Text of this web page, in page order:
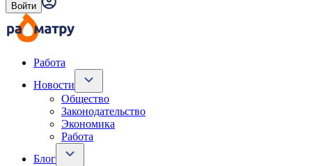
Войти
Работа
Новости
Общество
Законодательство
Экономика
Работа
Блог